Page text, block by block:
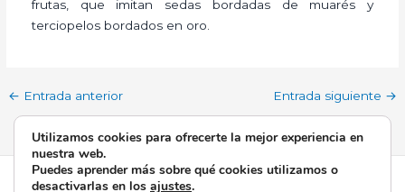
frutas, que imitan sedas bordadas de muarés y
terciopelos bordados en oro.
← Entrada anterior Entrada siguiente →
Todos los derechos © 2026 Esperanza de Triana | Funciona
Utilizamos cookies para ofrecerte la mejor experiencia en
nuestra web.
Puedes aprender más sobre qué cookies utilizamos o
desactivarlas en los ajustes.